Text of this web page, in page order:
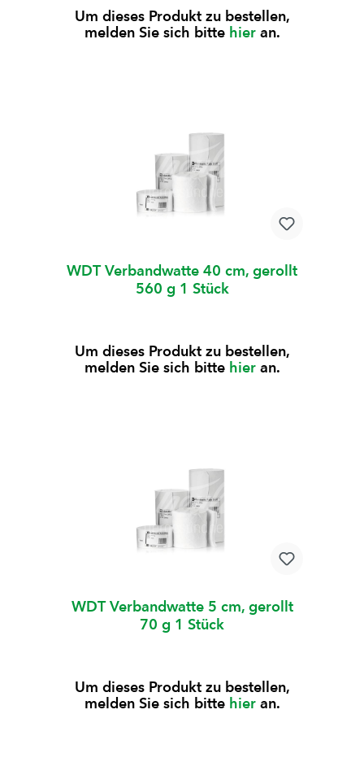
Um dieses Produkt zu bestellen,
melden Sie sich bitte hieran.
WDT Verbandwatte 40 cm, gerollt
560 g 1 Stück
Um dieses Produkt zu bestellen,
melden Sie sich bitte hieran.
WDT Verbandwatte 5 cm, gerollt
70 g 1 Stück
Um dieses Produkt zu bestellen,
melden Sie sich bitte hieran.